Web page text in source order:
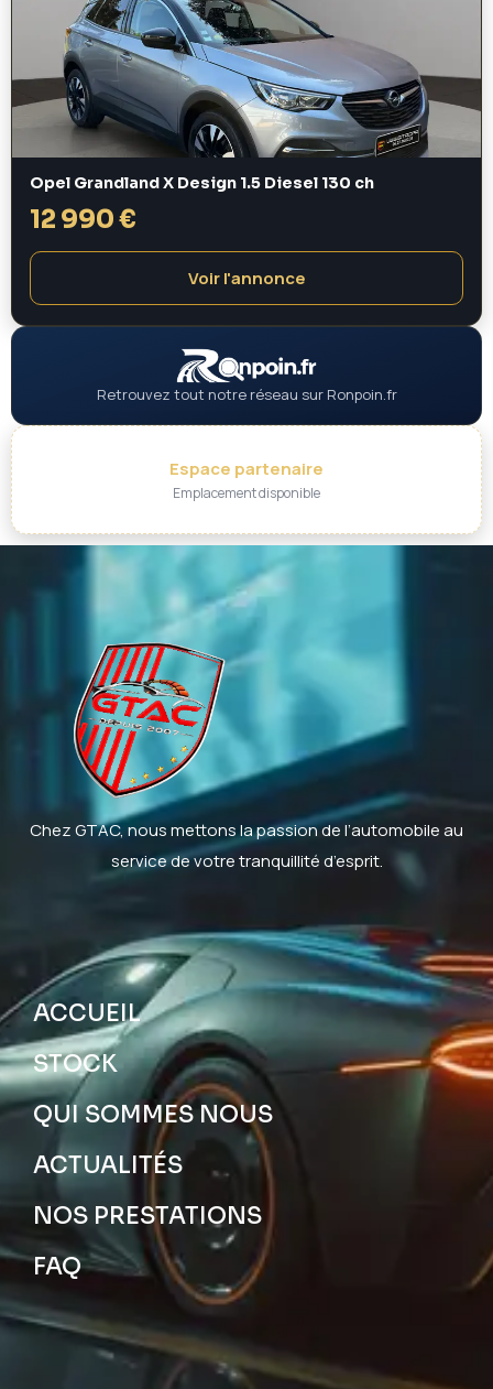
Opel Grandland X Design 1.5 Diesel 130 ch
12 990 €
Voir l'annonce
Retrouvez tout notre réseau sur Ronpoin.fr
Espace partenaire
Emplacement disponible
Chez GTAC, nous mettons la passion de l’automobile au
service de votre tranquillité d’esprit.
ACCUEIL
STOCK
QUI SOMMES NOUS
ACTUALITÉS
NOS PRESTATIONS
FAQ